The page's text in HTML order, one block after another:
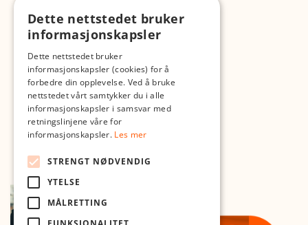
Med forbehold om skrive- og lagerfeil
Dette nettstedet bruker
informasjonskapsler
Dette nettstedet bruker
informasjonskapsler (cookies) for å
forbedre din opplevelse. Ved å bruke
nettstedet vårt samtykker du i alle
informasjonskapsler i samsvar med
retningslinjene våre for
informasjonskapsler. Les mer
STRENGT NØDVENDIG
YTELSE
MÅLRETTING